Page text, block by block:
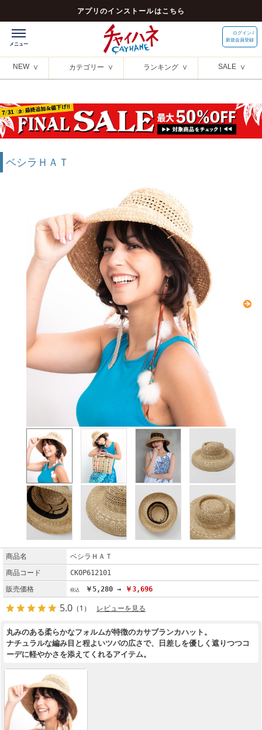
アプリのインストールはこちら
ログイン /
新規会員登録
NEW カテゴリー ランキング SALE
ベシラＨＡＴ
商品名
ベシラＨＡＴ
商品コード
CKOP612101
販売価格
￥5,280 → ￥3,696
5.0 （1） レビューを見る
丸みのある柔らかなフォルムが特徴のカサブランカハット。
ナチュラルな編み目と程よいツバの広さで、日差しを優しく遮りつつコ
ーデに軽やかさを添えてくれるアイテム。